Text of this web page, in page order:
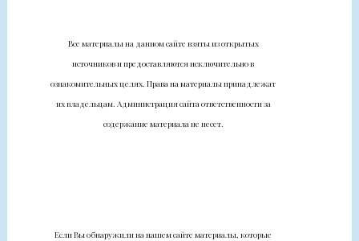
Все материалы на данном сайте взяты из открытых
источников и предоставляются исключительно в
ознакомительных целях. Права на материалы принадлежат
их владельцам. Администрация сайта ответственности за
содержание материала не несет.
Если Вы обнаружили на нашем сайте материалы, которые